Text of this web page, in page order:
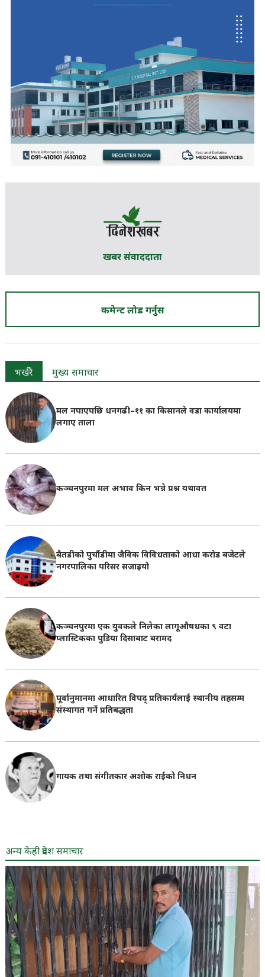
खबर संवाददाता
कमेन्ट लोड गर्नुस
भर्खरै मुख्य समाचार
मल नपाएपछि धनगढी–११ का किसानले वडा कार्यालयमा
लगाए ताला
कञ्चनपुरमा मल अभाव किन भन्ने प्रश्न यथावत
बैतडीको पुर्चौडीमा जैविक विविधताको आधा करोड बजेटले
नगरपालिका परिसर सजाइयो
कञ्चनपुरमा एक युवकले निलेका लागूऔषधका ९ वटा
प्लास्टिकका पुडिया दिसाबाट बरामद
पूर्वानुमानमा आधारित विपद् प्रतिकार्यलाई स्थानीय तहसम्म
संस्थागत गर्ने प्रतिबद्धता
गायक तथा संगीतकार अशोक राईको निधन
अन्य केही प्रदेश समाचार